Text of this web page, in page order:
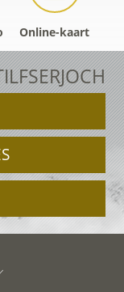
Online-kaart